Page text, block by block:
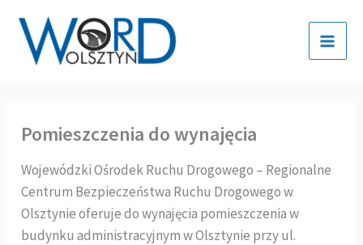
treści
Pomieszczenia do wynajęcia
Wojewódzki Ośrodek Ruchu Drogowego – Regionalne
Centrum Bezpieczeństwa Ruchu Drogowego w
Olsztynie oferuje do wynajęcia pomieszczenia w
budynku administracyjnym w Olsztynie przy ul.